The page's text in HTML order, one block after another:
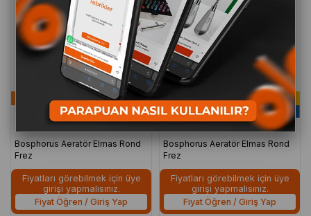
Bosphorus Aeratör Elmas Rond
Frez
Hekimlerin Tercihi
Fiyatları görebilmek için üye
girişi yapmalısınız.
Fiyat Öğren / Giriş Yap
Bosphorus Aeratör Elmas Rond
Frez
Hekimlerin Tercihi
Fiyatları görebilmek için üye
girişi yapmalısınız.
Fiyat Öğren / Giriş Yap